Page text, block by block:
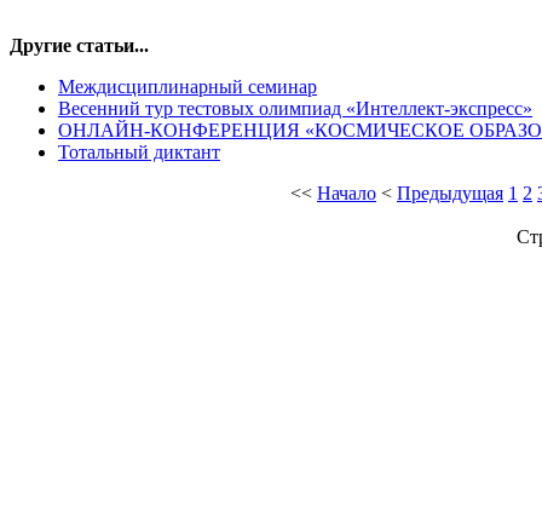
Другие статьи...
Междисциплинарный семинар
Весенний тур тестовых олимпиад «Интеллект-экспресс»
ОНЛАЙН-КОНФЕРЕНЦИЯ «КОСМИЧЕСКОЕ
Тотальный диктант
<< Начало < Предыдущая 1 2